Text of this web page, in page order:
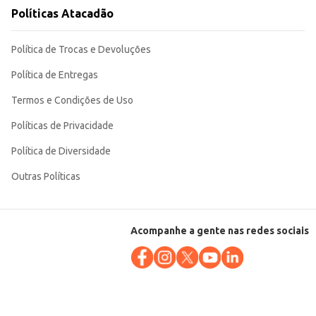
Sua qualidade e o formato característico garantem um resultado
Políticas Atacadão
Política de Trocas e Devoluções
Política de Entregas
Termos e Condições de Uso
Políticas de Privacidade
Política de Diversidade
Outras Políticas
Acompanhe a gente nas redes sociais